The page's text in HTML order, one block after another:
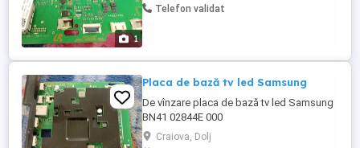
1
Telefon validat
Placa de bază tv led Samsung
De vînzare placa de bază tv led Samsung
BN41 02844E 000
Craiova, Dolj